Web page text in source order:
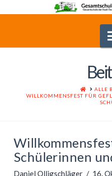
HOME
ALLE
WILLKOMMENSFEST FÜR
Schülerinnen
Daniel Olligschläger 16.